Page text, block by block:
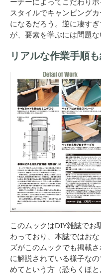
スタイルでキャンピング
になるだろう。逆に凄す
が、要素を学ぶには問題な
リアルな作業手順も
このムックはDIY雑誌でお
わっており、本誌ではお
ズがこのムックでも掲載
に解説されている様子な
めてという方（恐らくほと